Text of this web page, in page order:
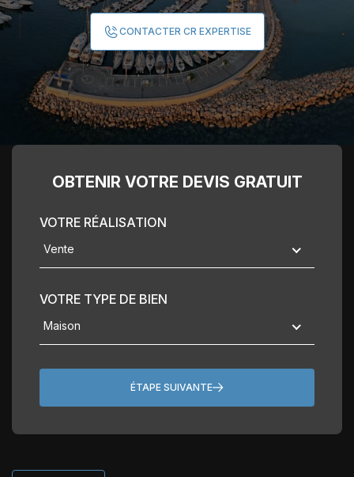
CONTACTER CR EXPERTISE
OBTENIR VOTRE DEVIS GRATUIT
VOTRE RÉALISATION
Vente
VOTRE TYPE DE BIEN
Maison
ÉTAPE SUIVANTE